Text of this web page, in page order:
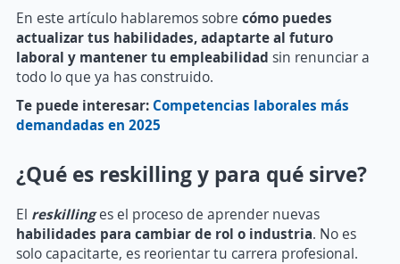
En este artículo hablaremos sobre cómo puedes
actualizar tus habilidades, adaptarte al futuro
laboral y mantener tu empleabilidad sin renunciar a
todo lo que ya has construido.
Te puede interesar: Competencias laborales más
demandadas en 2025
¿Qué es reskilling y para qué sirve?
El reskilling es el proceso de aprender nuevas
habilidades para cambiar de rol o industria. No es
solo capacitarte, es reorientar tu carrera profesional.